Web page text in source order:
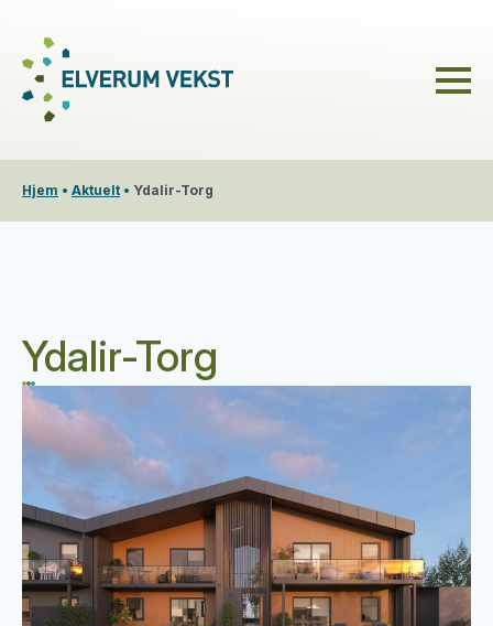
Hjem • Aktuelt • Ydalir-Torg
Ydalir-Torg